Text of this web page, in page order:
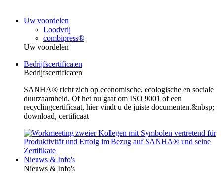
Uw voordelen
Loodvrij
combipress®
Uw voordelen
Bedrijfscertificaten
Bedrijfscertificaten
SANHA® richt zich op economische, ecologische en sociale
duurzaamheid. Of het nu gaat om ISO 9001 of een
recyclingcertificaat, hier vindt u de juiste documenten.&nbsp;
download, certificaat
Nieuws & Info's
Nieuws & Info's